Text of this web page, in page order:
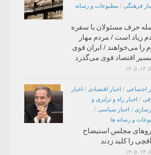
فرهنگی / مطبوعات و رسانه
حرف مسئولان با سفره
زیاد است / مردم مهار
را می‌خواهند / ایران قوی
اقتصاد قوی می‌گذرد
اجتماعی / اخبار اقتصادی / اخبار
/ اخبار راه و ترابری و
/ اخبار سیاسی /
و رسانه ها
مجلس استیضاح
را کلید زدند